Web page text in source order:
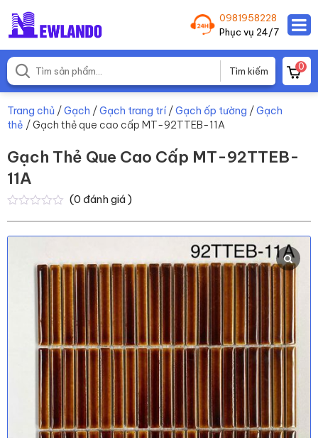
0981958228
Phục vụ 24/7
0
Trang chủ /Gạch /Gạch trang trí/Gạch ốp tường /Gạch
thẻ / Gạch thẻ que cao cấp MT-92TTEB-11A
Gạch Thẻ Que Cao Cấp MT-92TTEB-
11A
5
(0 đánh giá )